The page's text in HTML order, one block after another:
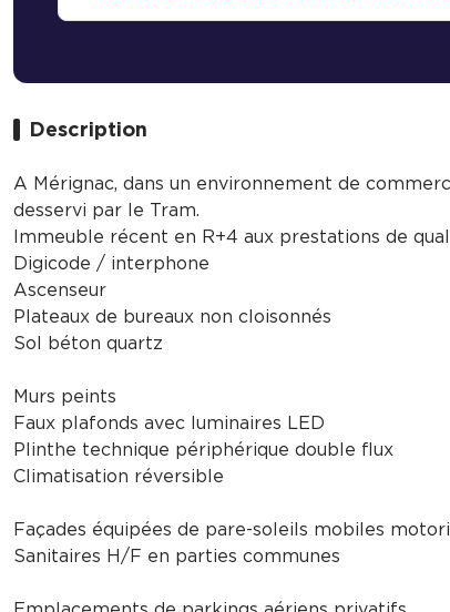
Description
A Mérignac, dans un environnement de
desservi par le Tram.
Immeuble récent en R+4 aux prestations de
Digicode / interphone
Ascenseur
Plateaux de bureaux non cloisonnés
Sol béton quartz
Murs peints
Faux plafonds avec luminaires LED
Plinthe technique périphérique double flux
Climatisation réversible
Façades équipées de pare-soleils mobiles
Sanitaires H/F en parties communes